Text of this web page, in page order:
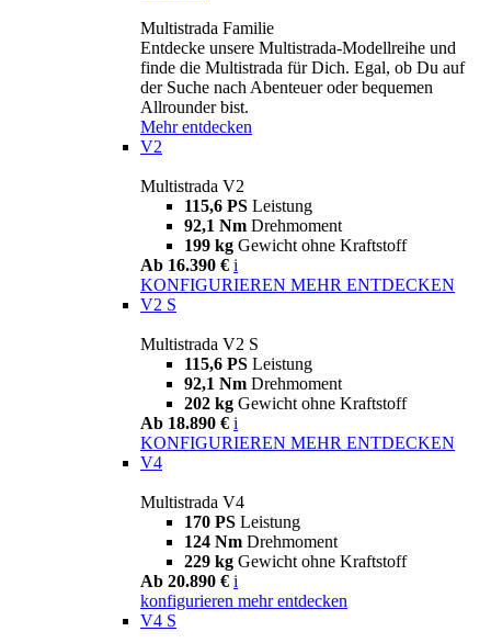
Multistrada Familie
Entdecke unsere Multistrada-Modellreihe und
finde die Multistrada für Dich. Egal, ob Du auf
der Suche nach Abenteuer oder bequemen
Allrounder bist.
Mehr entdecken
V2
Multistrada V2
115,6 PS Leistung
92,1 Nm Drehmoment
199 kg Gewicht ohne Kraftstoff
Ab 16.390 € i
KONFIGURIEREN MEHR ENTDECKEN
V2 S
Multistrada V2 S
115,6 PS Leistung
92,1 Nm Drehmoment
202 kg Gewicht ohne Kraftstoff
Ab 18.890 € i
KONFIGURIEREN MEHR ENTDECKEN
V4
Multistrada V4
170 PS Leistung
124 Nm Drehmoment
229 kg Gewicht ohne Kraftstoff
Ab 20.890 € i
konfigurieren mehr entdecken
V4 S